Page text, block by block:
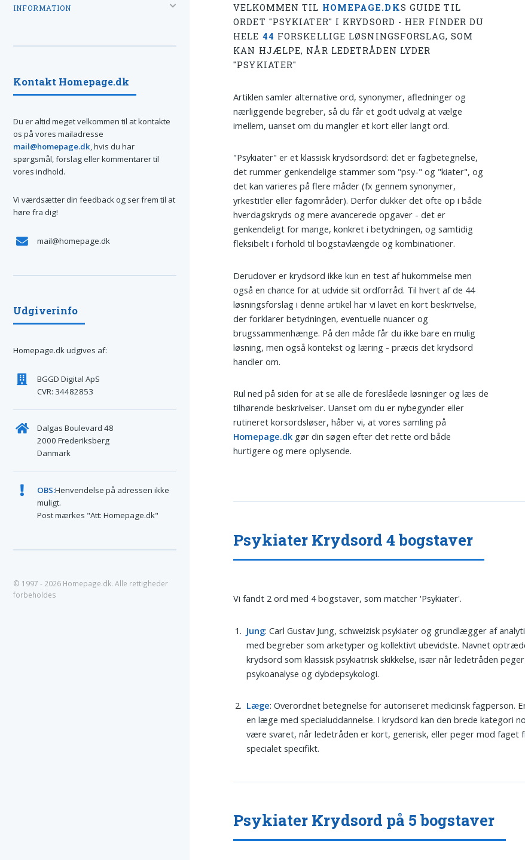
VELKOMMEN TIL HOMEPAGE.DKS GUIDE TIL
ORDET "PSYKIATER" I KRYDSORD - HER FINDER DU
HELE 44 FORSKELLIGE LØSNINGSFORSLAG, SOM
KAN HJÆLPE, NÅR LEDETRÅDEN LYDER
"PSYKIATER"
Artiklen samler alternative ord, synonymer, afledninger og
nærliggende begreber, så du får et godt udvalg at vælge
imellem, uanset om du mangler et kort eller langt ord.
"Psykiater" er et klassisk krydsordsord: det er fagbetegnelse,
det rummer genkendelige stammer som "psy-" og "kiater", og
det kan varieres på flere måder (fx gennem synonymer,
yrkestitler eller fagområder). Derfor dukker det ofte op i både
hverdagskryds og mere avancerede opgaver - det er
genkendeligt for mange, konkret i betydningen, og samtidig
fleksibelt i forhold til bogstavlængde og kombinationer.
Derudover er krydsord ikke kun en test af hukommelse men
også en chance for at udvide sit ordforråd. Til hvert af de 44
løsningsforslag i denne artikel har vi lavet en kort beskrivelse,
der forklarer betydningen, eventuelle nuancer og
brugssammenhænge. På den måde får du ikke bare en mulig
løsning, men også kontekst og læring - præcis det krydsord
handler om.
Rul ned på siden for at se alle de foreslåede løsninger og læs de
tilhørende beskrivelser. Uanset om du er nybegynder eller
rutineret korsordsløser, håber vi, at vores samling på
Homepage.dk gør din søgen efter det rette ord både
hurtigere og mere oplysende.
Psykiater Krydsord 4 bogstaver
Vi fandt 2 ord med 4 bogstaver, som matcher 'Psykiater'.
Jung: Carl Gustav Jung, schweizisk psykiater og grundlægger af
med begreber som arketyper og kollektivt ubevidste. Navnet
krydsord som klassisk psykiatrisk skikkelse, især når ledetråden
psykoanalyse og dybdepsykologi.
Læge: Overordnet betegnelse for autoriseret medicinsk fagperson.
en læge med specialuddannelse. I krydsord kan den brede kategori
være svaret, når ledetråden er kort, generisk, eller peger mod faget
specialet specifikt.
Psykiater Krydsord på 5 bogstaver
INFORMATION
Kontakt Homepage.dk
Du er altid meget velkommen til at kontakte
os på vores mailadresse
mail@homepage.dk, hvis du har
spørgsmål, forslag eller kommentarer til
vores indhold.
Vi værdsætter din feedback og ser frem til at
høre fra dig!
mail@homepage.dk
Udgiverinfo
Homepage.dk udgives af:
BGGD Digital ApS
CVR: 34482853
Dalgas Boulevard 48
2000 Frederiksberg
Danmark
OBS:Henvendelse på adressen ikke
muligt.
Post mærkes "Att: Homepage.dk"
© 1997 - 2026 Homepage.dk. Alle rettigheder
forbeholdes